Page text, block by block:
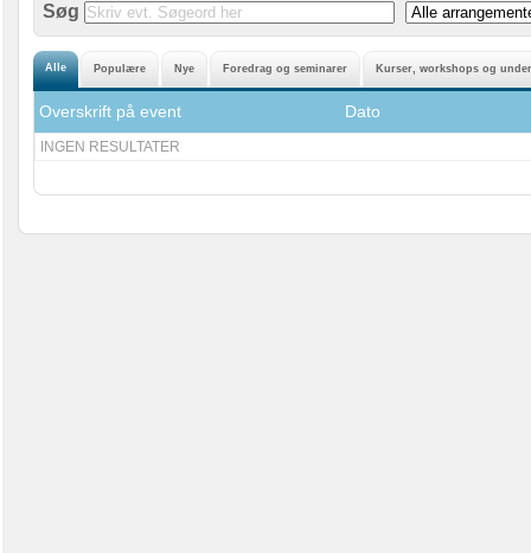
Søg
Overskrift på event Dato
INGEN RESULTATER